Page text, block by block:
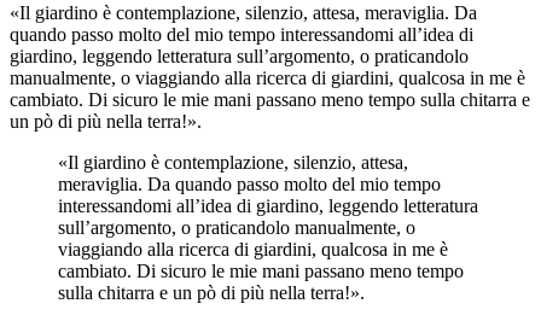
«Il giardino è contemplazione, silenzio, attesa, meraviglia. Da
quando passo molto del mio tempo interessandomi all’idea di
giardino, leggendo letteratura sull’argomento, o praticandolo
manualmente, o viaggiando alla ricerca di giardini, qualcosa in me è
cambiato. Di sicuro le mie mani passano meno tempo sulla chitarra e
un pò di più nella terra!».
«Il giardino è contemplazione, silenzio, attesa,
meraviglia. Da quando passo molto del mio tempo
interessandomi all’idea di giardino, leggendo letteratura
sull’argomento, o praticandolo manualmente, o
viaggiando alla ricerca di giardini, qualcosa in me è
cambiato. Di sicuro le mie mani passano meno tempo
sulla chitarra e un pò di più nella terra!».